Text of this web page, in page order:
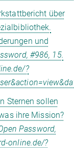
über
und
#986, 15.
?
Sternen sollen
ihre Mission?
Password,
online.de/?